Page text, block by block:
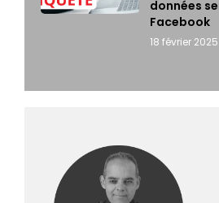
données
Facebook
18 février 2025